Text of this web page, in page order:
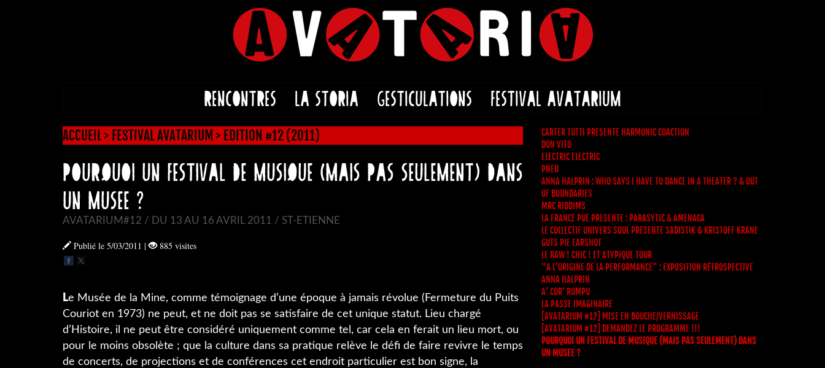
RENCONTRES LA STORIA GESTICULATIONS FESTIVAL AVATARIUM
ACCUEIL> FESTIVAL AVATARIUM > EDITION #12 (2011)
POURQUOI UN FESTIVAL DE MUSIQUE (MAIS PAS SEULEMENT) DANS
UN MUSEE ?
AVATARIUM#12 / DU 13 AU 16 AVRIL 2011 / ST-ETIENNE
Publié le 5/03/2011 | 885 visites
Le Musée de la Mine, comme témoignage d’une époque à jamais révolue (Fermeture du Puits
Couriot en 1973) ne peut, et ne doit pas se satisfaire de cet unique statut. Lieu chargé
d’Histoire, il ne peut être considéré uniquement comme tel, car cela en ferait un lieu mort, ou
pour le moins obsolète ; que la culture dans sa pratique relève le défi de faire revivre le temps
de concerts, de projections et de conférences cet endroit particulier est bon signe, la
CARTER TUTTI PRESENTE HARMONIC COACTION
DON VITO
ELECTRIC ELECTRIC
PNEU
ANNA HALPRIN : WHO SAYS I HAVE TO DANCE IN A THEATER ? & OUT
OF BOUNDARIES
MRC RIDDIMS
LA FRANCE PUE PRESENTE : PARASYTIC & AMENACA
LE COLLECTIF UNIVERS SOUL PRESENTE SADISTIK & KRISTOFF KRANE
GUTS PIE EARSHOT
LE RAW ! CHIC ! ET ATYPIQUE TOUR
"A L’ORIGINE DE LA PERFORMANCE" : EXPOSITION RÉTROSPECTIVE
ANNA HALPRIN
A’ COR’ ROMPU
LA PASSE IMAGINAIRE
[AVATARIUM #12] MISE EN BOUCHE/VERNISSAGE
[AVATARIUM #12] DEMANDEZ LE PROGRAMME !!!
POURQUOI UN FESTIVAL DE MUSIQUE (MAIS PAS SEULEMENT) DANS
UN MUSEE ?